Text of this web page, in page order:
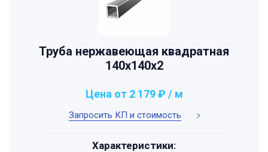
Труба нержавеющая квадратная
140х140х2
Запросить КП и стоимость
Цена от 2 179 ₽ / м
Характеристики: